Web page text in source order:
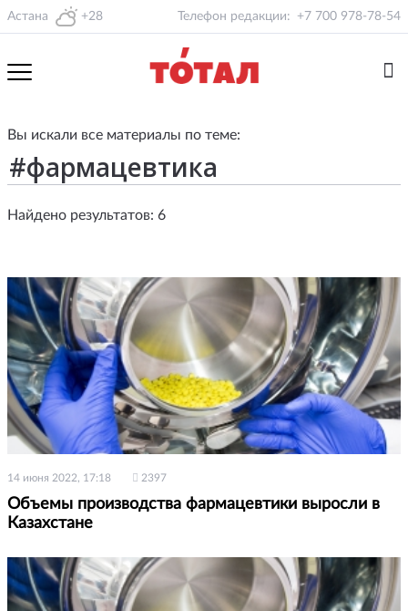
Астана +28 Телефон редакции: +7 700 978-78-54
Вы искали все материалы по теме:
Найдено результатов: 6
14 июня 2022, 17:18 2397
Объемы производства фармацевтики выросли в
Казахстане